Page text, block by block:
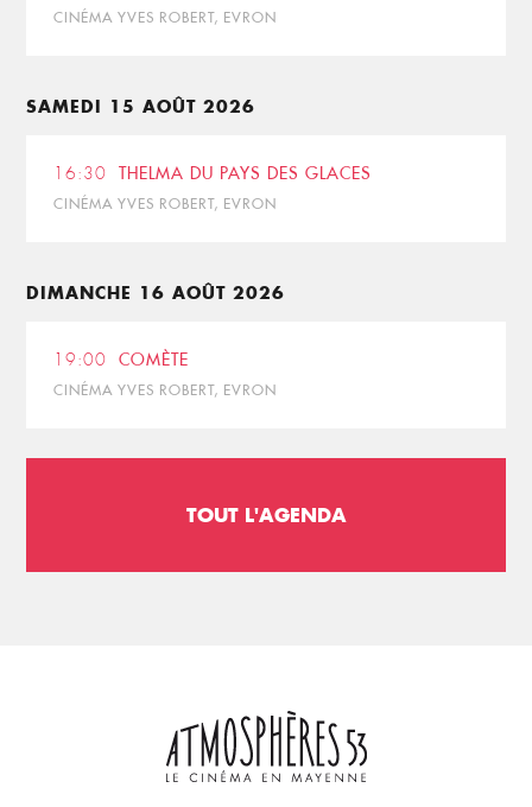
CINÉMA YVES ROBERT, EVRON
SAMEDI 15 AOÛT 2026
16:30 THELMA DU PAYS DES GLACES
CINÉMA YVES ROBERT, EVRON
DIMANCHE 16 AOÛT 2026
19:00 COMÈTE
CINÉMA YVES ROBERT, EVRON
TOUT L'AGENDA